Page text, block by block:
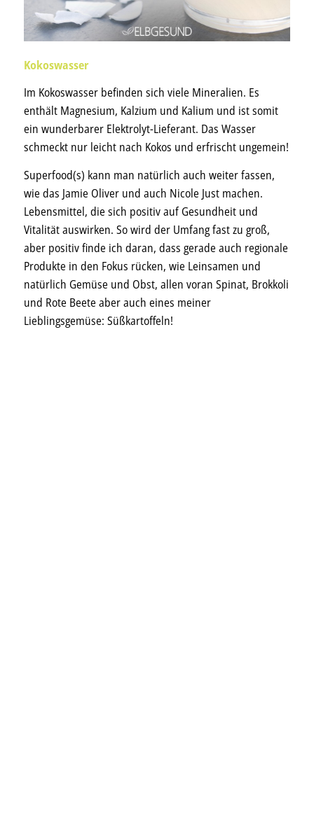
Kokoswasser
Im Kokoswasser befinden sich viele Mineralien. Es
enthält Magnesium, Kalzium und Kalium und ist somit
ein wunderbarer Elektrolyt-Lieferant. Das Wasser
schmeckt nur leicht nach Kokos und erfrischt ungemein!
Superfood(s) kann man natürlich auch weiter fassen,
wie das Jamie Oliver und auch Nicole Just machen.
Lebensmittel, die sich positiv auf Gesundheit und
Vitalität auswirken. So wird der Umfang fast zu groß,
aber positiv finde ich daran, dass gerade auch regionale
Produkte in den Fokus rücken, wie Leinsamen und
natürlich Gemüse und Obst, allen voran Spinat, Brokkoli
und Rote Beete aber auch eines meiner
Lieblingsgemüse: Süßkartoffeln!